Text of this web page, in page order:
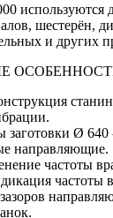
используются
шестерён,
и других
заготовки Ø
направляющие.
частоты
частоты
зазоров